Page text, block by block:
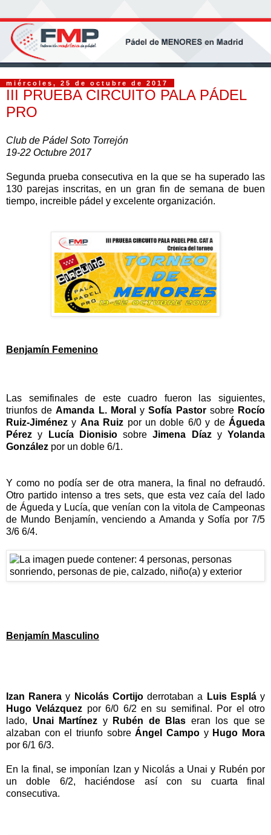
miércoles, 25 de octubre de 2017
III PRUEBA CIRCUITO PALA PÁDEL
PRO
Club de Pádel Soto Torrejón
19-22 Octubre 2017
Segunda prueba consecutiva en la que se ha superado las
130 parejas inscritas, en un gran fin de semana de buen
tiempo, increible pádel y excelente organización.
Benjamín Femenino
Las semifinales de este cuadro fueron las siguientes,
triunfos deAmanda L. Moral ySofía Pastorsobre Rocío
Ruiz-Jiménez y Ana Ruiz por un doble 6/0 y deÁgueda
Pérez y Lucía DionisiosobreJimena Díazy Yolanda
González por un doble 6/1.
Y como no podía ser de otra manera, la final no defraudó.
Otro partido intenso a tres sets, que esta vez caía del lado
de Águeda y Lucía, que venían con la vitola de Campeonas
de Mundo Benjamín, venciendo a Amanda y Sofía por 7/5
3/6 6/4.
Benjamín Masculino
Izan Ranera y Nicolás Cortijoderrotaban a Luis Espláy
Hugo Velázquez por 6/0 6/2 en su semifinal. Por el otro
lado, Unai Martínez y Rubén de Blas eran los que se
alzaban con el triunfo sobreÁngel Campo y Hugo Mora
por 6/1 6/3.
En la final, se imponían Izan y Nicolás a Unai y Rubén por
un doble 6/2, haciéndose así con su cuarta final
consecutiva.